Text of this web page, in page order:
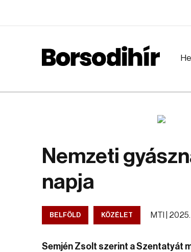
Nemzeti
napja
BELFÖLD KÖZÉLET MTI | 2025.
Semjén Zsolt szerint a Szentatyát